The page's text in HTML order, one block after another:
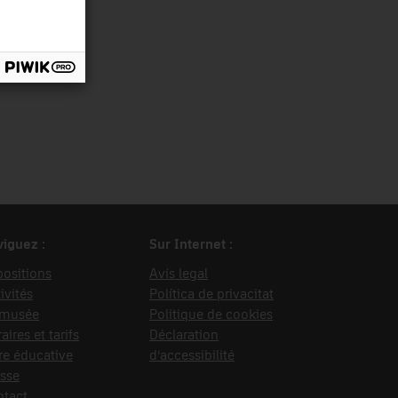
:
musée
et tarifs
éducative
Sur Internet :
Avís legal
Política de privacitat
Politique de cookies
Déclaration
d’accessibilité